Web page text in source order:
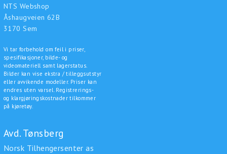
NTS Webshop
Åshaugveien 62B
3170 Sem
Vi tar forbehold om feil i priser,
spesifikasjoner, bilde- og
videomateriell samt lagerstatus.
Bilder kan vise ekstra / tilleggsutstyr
eller avvikende modeller. Priser kan
endres uten varsel. Registrerings-
og klargjøringskostnader tilkommer
på kjøretøy.
Avd. Tønsberg
Norsk Tilhengersenter as